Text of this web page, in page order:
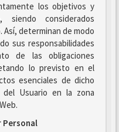
los objetivos y
considerados
determinan de modo
sus responsabilidades
de las obligaciones
lo previsto en el
esenciales de dicho
Usuario en la zona
Personal